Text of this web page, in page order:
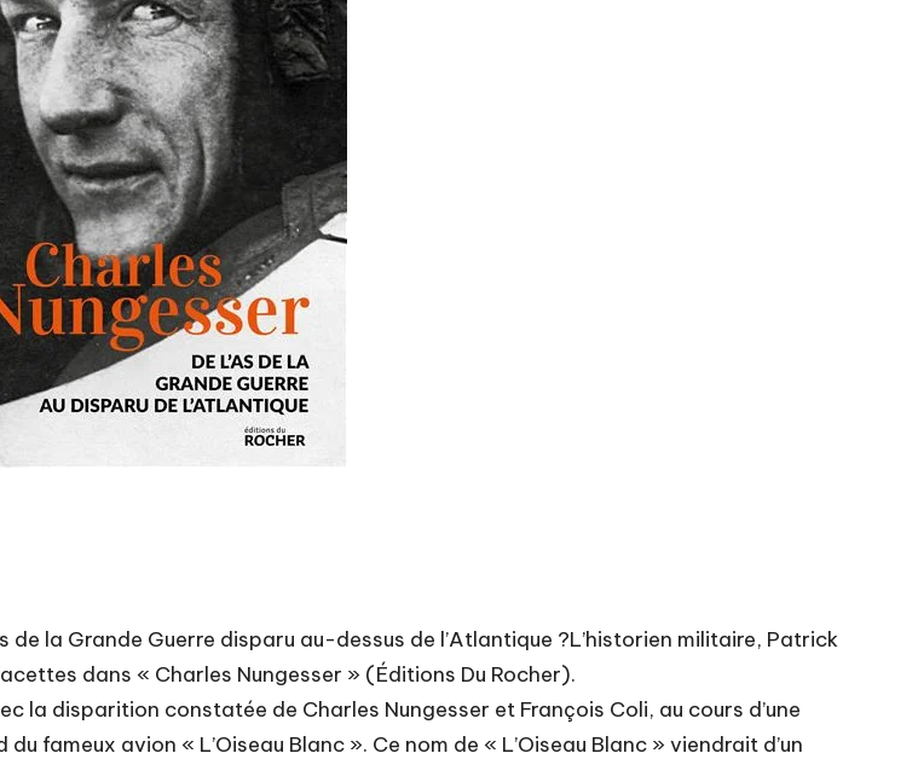
la Grande Guerre disparu au-dessus de l’Atlantique ?L’historien militaire, Patrick
dans « Charles Nungesser » (Éditions Du Rocher).
la disparition constatée de Charles Nungesser et François Coli, au cours d’une
fameux avion « L’Oiseau Blanc ». Ce nom de « L’Oiseau Blanc » viendrait d’un